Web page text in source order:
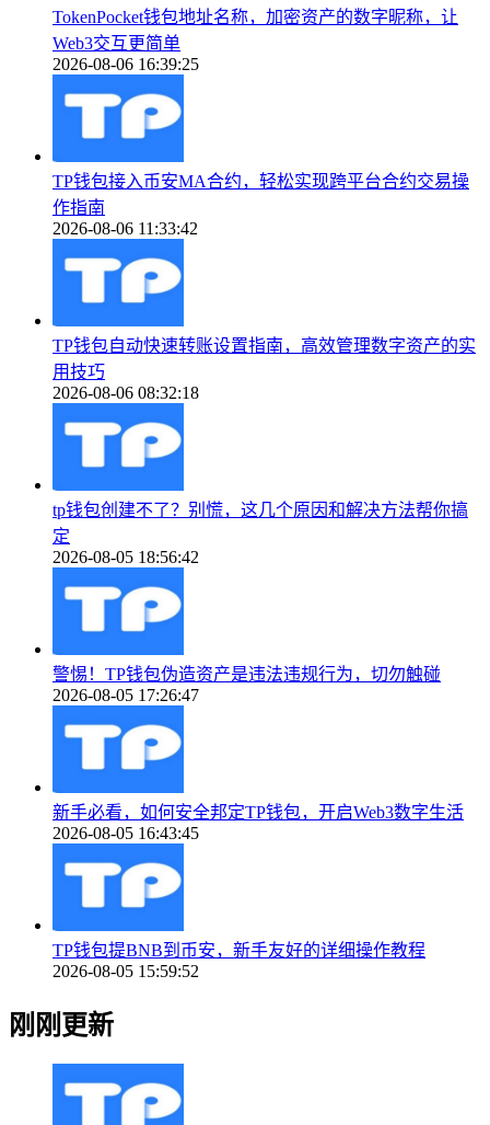
TokenPocket钱包地址名称，加密资产的数字昵称，让
Web3交互更简单
2026-08-06 16:39:25
TP钱包接入币安MA合约，轻松实现跨平台合约交易操
作指南
2026-08-06 11:33:42
TP钱包自动快速转账设置指南，高效管理数字资产的实
用技巧
2026-08-06 08:32:18
tp钱包创建不了？别慌，这几个原因和解决方法帮你搞
定
2026-08-05 18:56:42
警惕！TP钱包伪造资产是违法违规行为，切勿触碰
2026-08-05 17:26:47
新手必看，如何安全邦定TP钱包，开启Web3数字生活
2026-08-05 16:43:45
TP钱包提BNB到币安，新手友好的详细操作教程
2026-08-05 15:59:52
刚刚更新